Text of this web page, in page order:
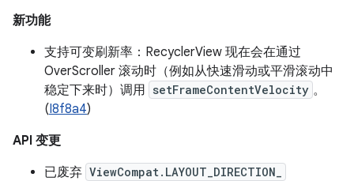
新功能
支持可变刷新率：RecyclerView 现在会在通过
OverScroller 滚动时（例如从快速滑动或平滑滚动中
稳定下来时）调用 setFrameContentVelocity 。
(I8f8a4)
API 变更
已废弃 ViewCompat.LAYOUT_DIRECTION_